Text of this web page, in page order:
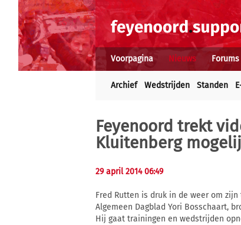
Voorpagina Nieuws Forums
Archief Wedstrijden Standen
Feyenoord trekt
Kluitenberg
29 april 2014 06:49
Fred Rutten is druk in de weer om
Algemeen Dagblad Yori Bosschaart,
Hij gaat trainingen en wedstrijden